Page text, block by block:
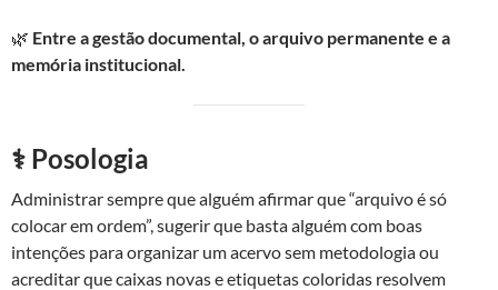
🌿 Entre a gestão documental, o arquivo permanente e a
memória institucional.
⚕️ Posologia
Administrar sempre que alguém afirmar que “arquivo é só
colocar em ordem”, sugerir que basta alguém com boas
intenções para organizar um acervo sem metodologia ou
acreditar que caixas novas e etiquetas coloridas resolvem